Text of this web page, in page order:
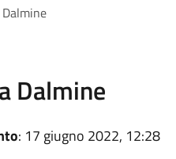
Dalmine
: 17 giugno 2022, 12:28